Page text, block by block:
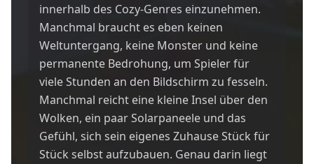
innerhalb des Cozy-Genres einzunehmen.
Manchmal braucht es eben keinen
Weltuntergang, keine Monster und keine
permanente Bedrohung, um Spieler für
viele Stunden an den Bildschirm zu fesseln.
Manchmal reicht eine kleine Insel über den
Wolken, ein paar Solarpaneele und das
Gefühl, sich sein eigenes Zuhause Stück für
Stück selbst aufzubauen. Genau darin liegt